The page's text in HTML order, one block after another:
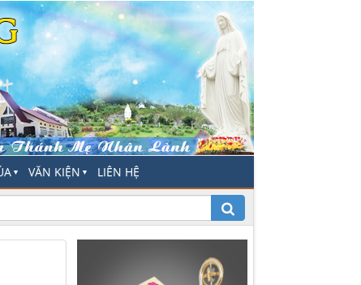
▼ VĂN KIỆN ▼ LIÊN HỆ